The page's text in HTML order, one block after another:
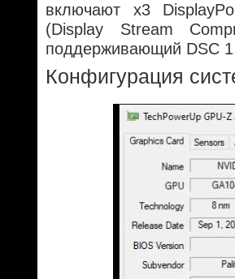
включают х3
(Display Stream
поддерживающий DSC
Конфигурация